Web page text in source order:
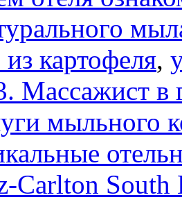
картофеля,
Массажист в
мыльного
Carlton South